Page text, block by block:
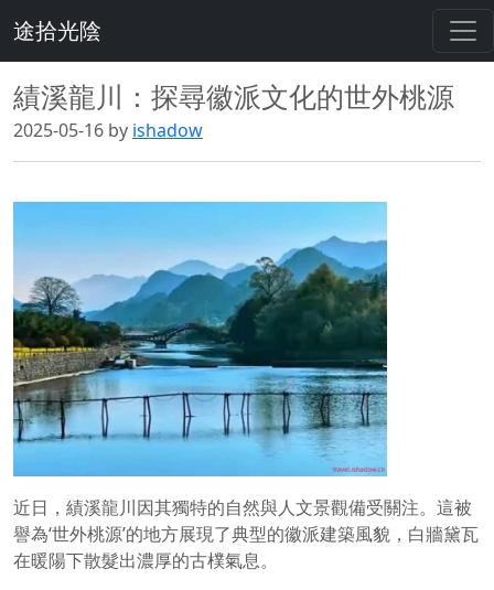
途拾光陰
績溪龍川：探尋徽派文化的世外桃源
2025-05-16 by ishadow
近日，績溪龍川因其獨特的自然與人文景觀備受關注。這被
譽為‘世外桃源’的地方展現了典型的徽派建築風貌，白牆黛瓦
在暖陽下散髮出濃厚的古樸氣息。